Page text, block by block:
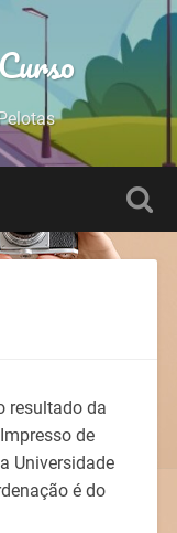
resultado da
de
Universidade
é do